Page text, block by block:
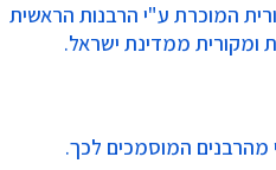
המוכרת ע"י הרבנות הראשית
ומקורית ממדינת ישראל.
מהרבנים המוסמכים לכך.